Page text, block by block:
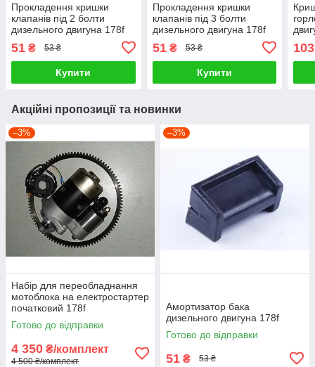
Прокладення кришки
клапанів під 2 болти
дизельного двигуна 178f
51 ₴ 53 ₴
Купити
Прокладення кришки
клапанів під 3 болти
дизельного двигуна 178f
51₴ 53 ₴
Купити
103
Акційні пропозиції та новинки
–3%
Набір для переобладнання
мотоблока на електростартер
початковий 178f
Готово до відправки
4 350 ₴/комплект
4 500 ₴/комплект
–3%
Амортизатор бака
дизельного двигуна 178f
Готово до відправки
51 ₴ 53 ₴